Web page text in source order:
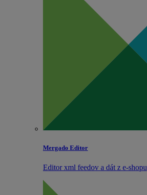
Mergado Editor
Editor xml feedov a dát z e‑shopu